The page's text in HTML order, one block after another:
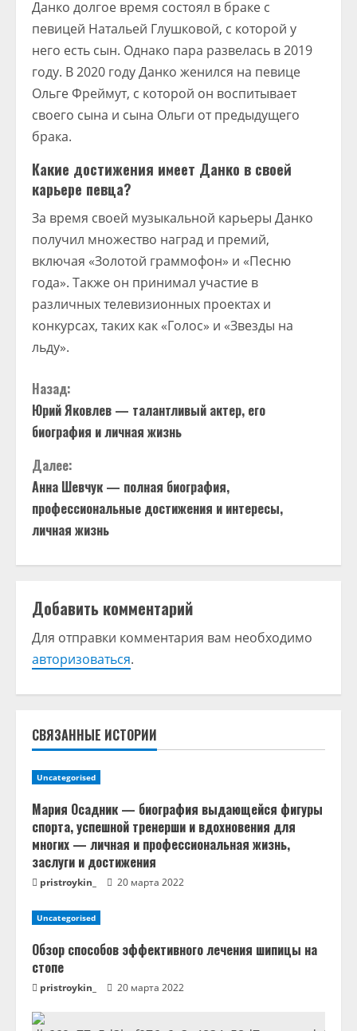
Данко долгое время состоял в браке с
певицей Натальей Глушковой, с которой у
него есть сын. Однако пара развелась в 2019
году. В 2020 году Данко женился на певице
Ольге Фреймут, с которой он воспитывает
своего сына и сына Ольги от предыдущего
брака.
Какие достижения имеет Данко в своей
карьере певца?
За время своей музыкальной карьеры Данко
получил множество наград и премий,
включая «Золотой граммофон» и «Песню
года». Также он принимал участие в
различных телевизионных проектах и
конкурсах, таких как «Голос» и «Звезды на
льду».
П
р
о
д
о
л
ж
и
т
ь
ч
т
е
н
и
е
Назад:
Юрий Яковлев — талантливый актер, его
биография и личная жизнь
Далее:
Анна Шевчук — полная биография,
профессиональные достижения и интересы,
личная жизнь
Добавить комментарий
Для отправки комментария вам необходимо
авторизоваться.
СВЯЗАННЫЕ ИСТОРИИ
Uncategorised
Мария Осадник — биография выдающейся фигуры
спорта, успешной тренерши и вдохновения для
многих — личная и профессиональная жизнь,
заслуги и достижения
pristroykin_ 20 марта 2022
Uncategorised
Обзор способов эффективного лечения шипицы на
стопе
pristroykin_ 20 марта 2022